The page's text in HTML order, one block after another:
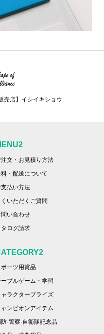
売店】イシイキショウ
注文・お見積り方法
・配送について
支払い方法
くいただくご質問
問い合わせ
タログ請求
ポーツ用賞品
ーブルゲーム・学習
ャラクタープライズ
ンピオンアイテム
·警察·自衛隊記念品